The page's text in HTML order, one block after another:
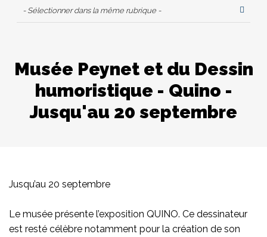
- Sélectionner dans la même rubrique -
Musée Peynet et du Dessin
humoristique - Quino -
Jusqu'au 20 septembre
Jusqu’au 20 septembre
Le musée présente l’exposition QUINO. Ce dessinateur
est resté célèbre notamment pour la création de son